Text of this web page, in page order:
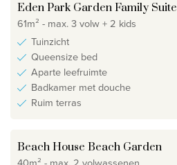
Eden Park Garden Family Suite
61m² - max. 3 volw + 2 kids
Tuinzicht
Queensize bed
Aparte leefruimte
Badkamer met douche
Ruim terras
Beach House Beach Garden